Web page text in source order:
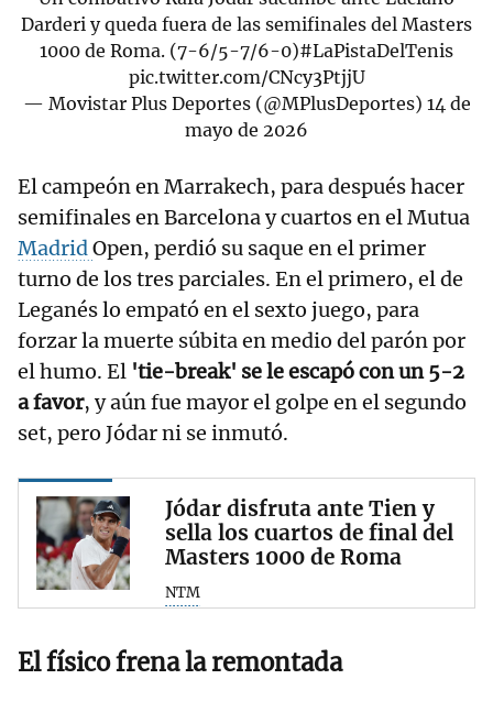
Darderi y queda fuera de las semifinales del Masters
1000 de Roma. (7-6/5-7/6-0)#LaPistaDelTenis
pic.twitter.com/CNcy3PtjjU
— Movistar Plus Deportes (@MPlusDeportes) 14 de
mayo de 2026
El campeón en Marrakech, para después hacer
semifinales en Barcelona y cuartos en el Mutua
MadridOpen, perdió su saque en el primer
turno de los tres parciales. En el primero, el de
Leganés lo empató en el sexto juego, para
forzar la muerte súbita en medio del parón por
el humo. El 'tie-break' se le escapó con un 5-2
a favor, y aún fue mayor el golpe en el segundo
set, pero Jódar ni se inmutó.
Jódar disfruta ante Tien y
sella los cuartos de final del
Masters 1000 de Roma
NTM
El físico frena la remontada